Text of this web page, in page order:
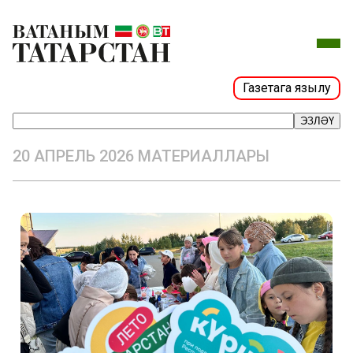
Газетага язылу
ЭЗЛӘҮ
20 АПРЕЛЬ 2026 МАТЕРИАЛЛАРЫ